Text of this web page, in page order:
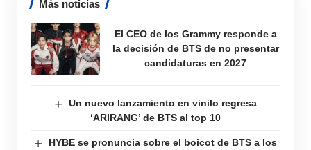
Más noticias
El CEO de los Grammy responde a
la decisión de BTS de no presentar
candidaturas en 2027
Un nuevo lanzamiento en vinilo regresa
‘ARIRANG’ de BTS al top 10
HYBE se pronuncia sobre el boicot de BTS a los